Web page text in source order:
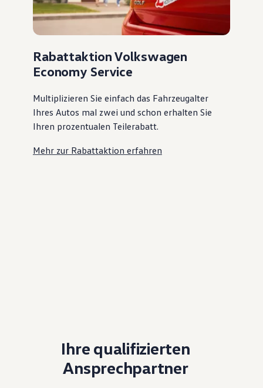
Rabattaktion Volkswagen
Economy Service
Multiplizieren Sie einfach das Fahrzeugalter
Ihres Autos mal zwei und schon erhalten Sie
Ihren prozentualen Teilerabatt.
Mehr zur Rabattaktion erfahren
Ihre qualifizierten
Ansprechpartner